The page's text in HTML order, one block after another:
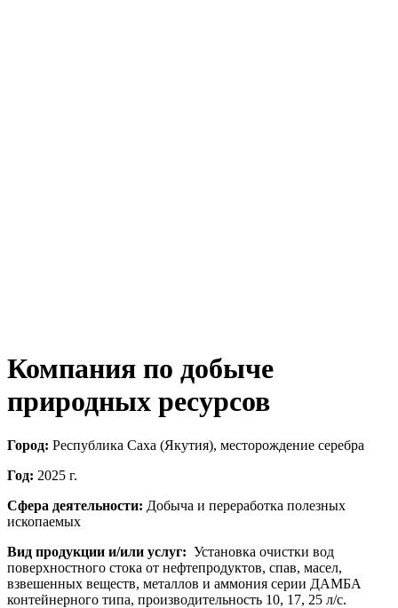
Компания по добыче
природных ресурсов
Город: Республика Саха (Якутия), месторождение серебра
Год: 2025 г.
Сфера деятельности: Добыча и переработка полезных
ископаемых
Вид продукции и/или услуг: Установка очистки вод
поверхностного стока от нефтепродуктов, спав, масел,
взвешенных веществ, металлов и аммония серии ДАМБА
контейнерного типа, производительность 10, 17, 25 л/с.